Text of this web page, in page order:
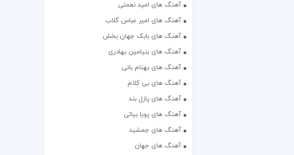
آهنگ های امید نعمتی
آهنگ های امیر عباس گلاب
آهنگ های بابک جهان بخش
آهنگ های بنیامین بهادری
آهنگ های بهنام بانی
آهنگ های بی کلام
آهنگ های پازل بند
آهنگ های پویا بیاتی
آهنگ های جمشید
آهنگ های جهان